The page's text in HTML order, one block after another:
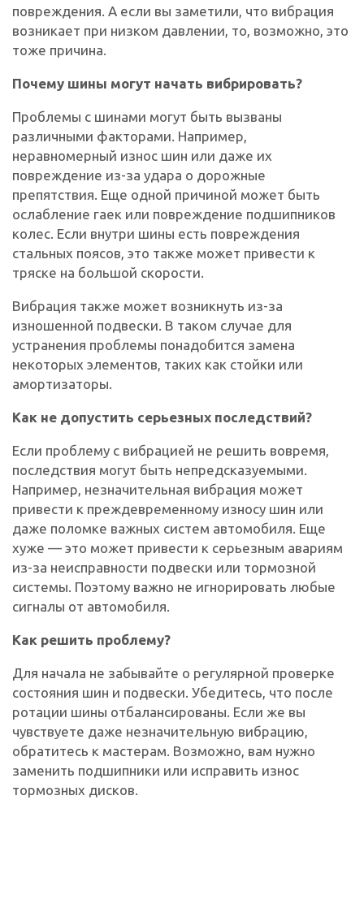
повреждения. А если вы заметили, что вибрация
возникает при низком давлении, то, возможно, это
тоже причина.
Почему шины могут начать вибрировать?
Проблемы с шинами могут быть вызваны
различными факторами. Например,
неравномерный износ шин или даже их
повреждение из-за удара о дорожные
препятствия. Еще одной причиной может быть
ослабление гаек или повреждение подшипников
колес. Если внутри шины есть повреждения
стальных поясов, это также может привести к
тряске на большой скорости.
Вибрация также может возникнуть из-за
изношенной подвески. В таком случае для
устранения проблемы понадобится замена
некоторых элементов, таких как стойки или
амортизаторы.
Как не допустить серьезных последствий?
Если проблему с вибрацией не решить вовремя,
последствия могут быть непредсказуемыми.
Например, незначительная вибрация может
привести к преждевременному износу шин или
даже поломке важных систем автомобиля. Еще
хуже — это может привести к серьезным авариям
из-за неисправности подвески или тормозной
системы. Поэтому важно не игнорировать любые
сигналы от автомобиля.
Как решить проблему?
Для начала не забывайте о регулярной проверке
состояния шин и подвески. Убедитесь, что после
ротации шины отбалансированы. Если же вы
чувствуете даже незначительную вибрацию,
обратитесь к мастерам. Возможно, вам нужно
заменить подшипники или исправить износ
тормозных дисков.